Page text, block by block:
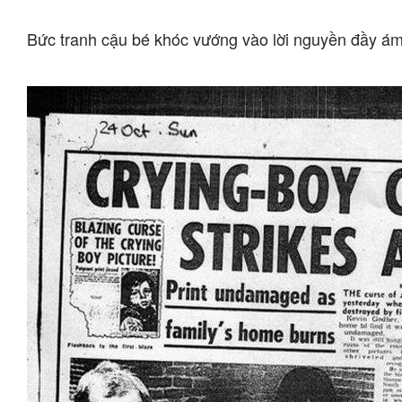
Bức tranh cậu bé khóc vướng vào lời nguyền đầy